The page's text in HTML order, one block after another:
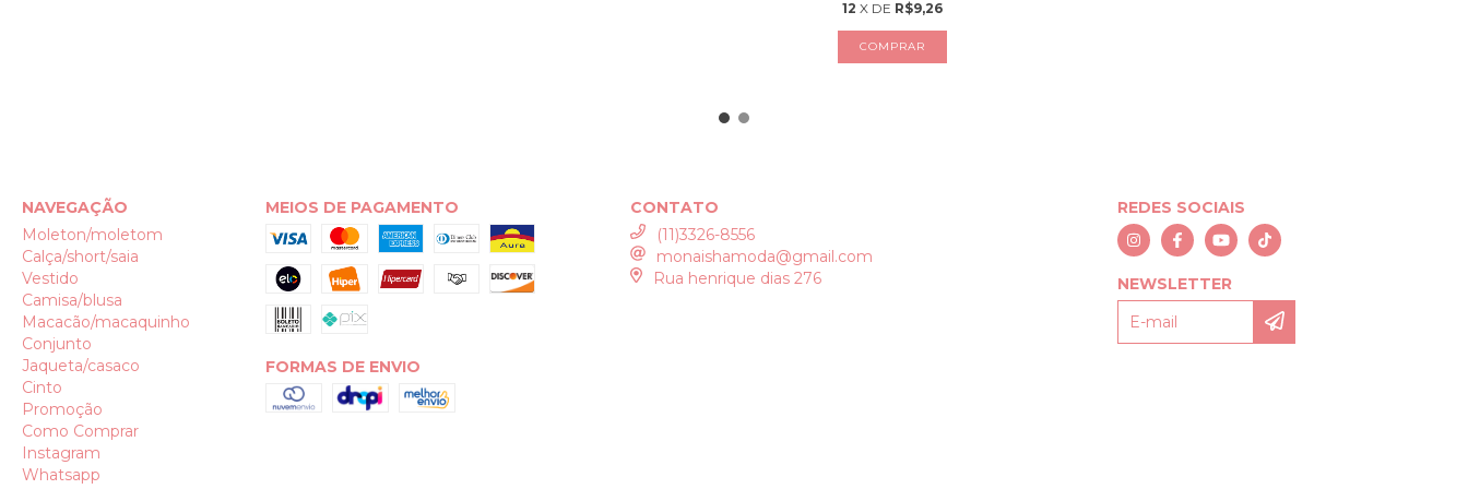
12 X DE R$9,26
COMPRAR
NAVEGAÇÃO
Moleton/moletom
Calça/short/saia
Vestido
Camisa/blusa
Macacão/macaquinho
Conjunto
Jaqueta/casaco
Cinto
Promoção
Como Comprar
Instagram
Whatsapp
MEIOS DE PAGAMENTO
FORMAS DE ENVIO
CONTATO
(11)3326-8556
monaishamoda@gmail.com
Rua henrique dias 276
REDES SOCIAIS
NEWSLETTER